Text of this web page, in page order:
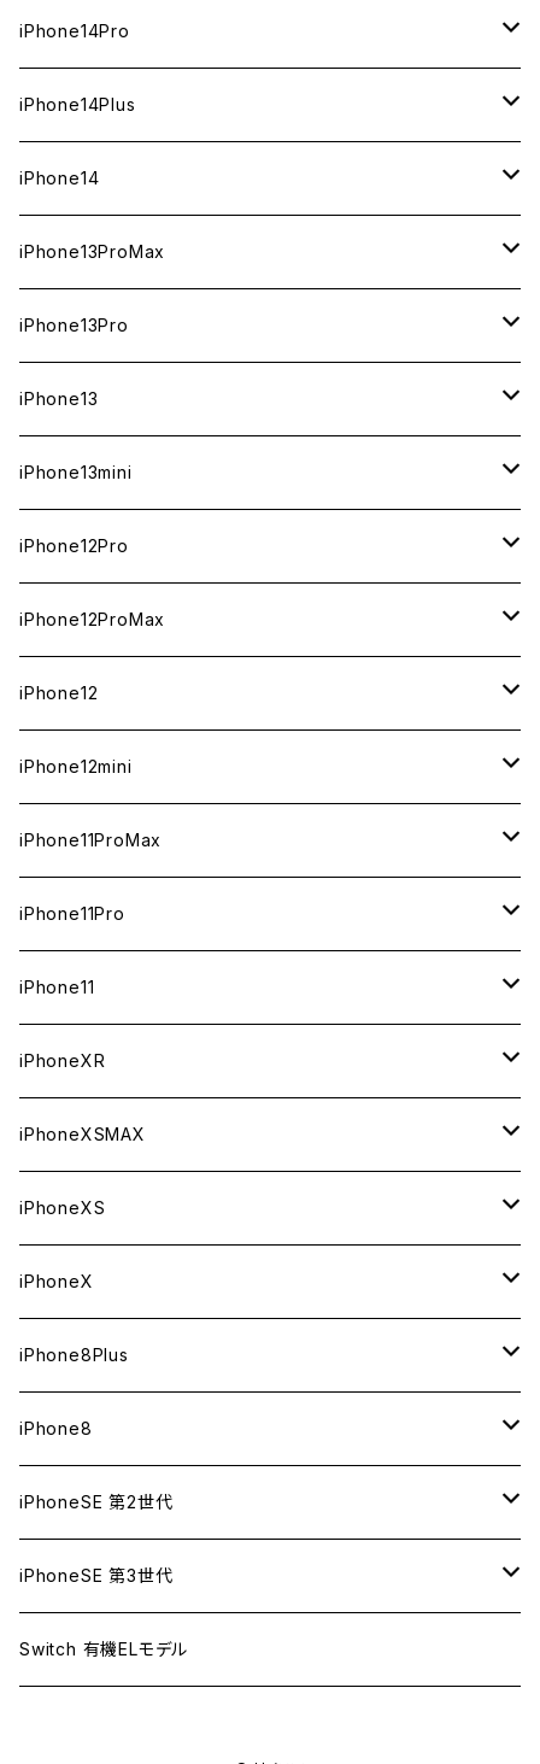
中古（整備済み）
新品
中古（整備済み）
中古（整備済み）
新品
中古（整備済み）
256GB
新品
中古（整備済み）
128GB
新品
中古（整備済み）
新品
中古（整備済み）
256GB
新品
中古（整備済み）
128GB
新品
中古（整備済み）
1TB
新品
中古（整備済み）
512GB
新品
中古（整備済み）
256GB
新品
中古（整備済み）
128GB
新品
中古（整備済み）
iPhone14Pro
1TB
新品
中古（整備済み）
512GB
新品
中古（整備済み）
256GB
新品
中古（整備済み）
128GB
新品
中古（整備済み）
iPhone14Plus
512GB
新品
中古（整備済み）
256GB
新品
中古（整備済み）
128GB
新品
中古（整備済み）
iPhone14
128GB
新品
中古（整備済み）
256GB
新品
中古（整備済み）
512GB
新品
中古（整備済み）
iPhone13ProMax
1TB
新品
中古（整備済み）
512GB
新品
中古（整備済み）
256GB
新品
中古（整備済み）
128GB
新品
中古（整備済み）
iPhone13Pro
1TB
新品
中古（整備済み）
512GB
新品
中古（整備済み）
256GB
新品
中古（整備済み）
128GB
新品
中古（整備済み）
iPhone13
512GB
新品
中古（整備済み）
256GB
新品
中古（整備済み）
128GB
新品
中古（整備済み）
iPhone13mini
512GB
新品
中古（整備済み）
256GB
新品
中古（整備済み）
128GB
新品
中古（整備済み）
iPhone12Pro
128GB
新品
中古（整備済み）
256GB
新品
中古（整備済み）
512GB
新品
中古（整備済み）
iPhone12ProMax
512GB
新品
中古（整備済み）
256GB
新品
中古（整備済み）
128GB
新品
中古（整備済み）
iPhone12
256GB
新品
中古（整備済み）
128GB
新品
中古（整備済み）
64GB
新品
中古（整備済み）
iPhone12mini
256GB
新品
中古（整備済み）
128GB
新品
中古（整備済み）
64GB
新品
中古（整備済み）
iPhone11ProMax
512GB
新品
中古（整備済み）
256GB
新品
中古（整備済み）
64GB
新品
中古（整備済み）
iPhone11Pro
512GB
新品
中古（整備済み）
256GB
新品
中古（整備済み）
64GB
新品
中古（整備済み）
iPhone11
256GB
新品
中古（整備済み）
128GB
新品
中古（整備済み）
64GB
新品
中古（整備済み）
iPhoneXR
256GB
新品
中古（整備済み）
128GB
新品
中古（整備済み）
64GB
新品
中古（整備済み）
iPhoneXSMAX
512GB
新品
中古（整備済み）
256GB
新品
中古（整備済み）
64GB
新品
中古（整備済み）
iPhoneXS
512GB
新品
中古（整備済み）
256GB
新品
中古（整備済み）
64GB
新品
中古（整備済み）
iPhoneX
256GB
新品
中古（整備済み）
64GB
新品
中古（整備済み）
iPhone8Plus
256GB
新品
中古（整備済み）
128GB
新品
中古（整備済み）
64GB
新品
iPhone8
256GB
新品
中古（整備済み）
128GB
新品
64GB
iPhoneSE 第2世代
256GB
新品
128GB
iPhoneSE 第3世代
256GB
Switch 有機ELモデル